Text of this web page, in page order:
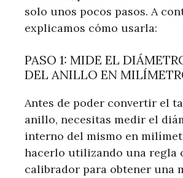
solo unos pocos pasos. A
explicamos cómo usarla:
PASO 1: MIDE EL
DEL ANILLO EN
Antes de poder convertir el
anillo, necesitas medir el
interno del mismo en
hacerlo utilizando una regla
calibrador para obtener una